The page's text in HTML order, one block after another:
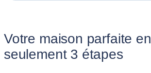
Votre maison parfaite en
seulement 3 étapes